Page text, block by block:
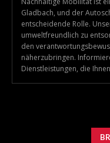
Gladbach, und der
entscheidende Rolle.
umweltfreundlich zu
den
näherzubringen.
Dienstleistungen, die